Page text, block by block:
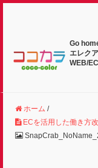
Go
エレク
WEB/
ホーム /
ECを活用した働き方